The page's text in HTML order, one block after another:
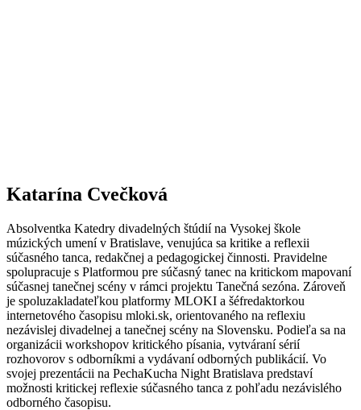
Katarína Cvečková
Absolventka Katedry divadelných štúdií na Vysokej škole
múzických umení v Bratislave, venujúca sa kritike a reflexii
súčasného tanca, redakčnej a pedagogickej činnosti. Pravidelne
spolupracuje s Platformou pre súčasný tanec na kritickom mapovaní
súčasnej tanečnej scény v rámci projektu Tanečná sezóna. Zároveň
je spoluzakladateľkou platformy MLOKI a šéfredaktorkou
internetového časopisu mloki.sk, orientovaného na reflexiu
nezávislej divadelnej a tanečnej scény na Slovensku. Podieľa sa na
organizácii workshopov kritického písania, vytváraní sérií
rozhovorov s odborníkmi a vydávaní odborných publikácií. Vo
svojej prezentácii na PechaKucha Night Bratislava predstaví
možnosti kritickej reflexie súčasného tanca z pohľadu nezávislého
odborného časopisu.